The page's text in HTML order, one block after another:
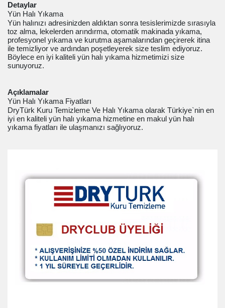
Detaylar
Yün Halı Yıkama
Yün halınızı adresinizden aldıktan sonra tesislerimizde sırasıyla
toz alma, lekelerden arındırma, otomatik makinada yıkama,
profesyonel yıkama ve kurutma aşamalarından geçirerek itina
ile temizliyor ve ardından poşetleyerek size teslim ediyoruz.
Böylece en iyi kaliteli yün halı yıkama hizmetimizi size
sunuyoruz.
Açıklamalar
Yün Halı Yıkama Fiyatları
DryTürk Kuru Temizleme Ve Halı Yıkama olarak Türkiye`nin en
iyi en kaliteli yün halı yıkama hizmetine en makul yün halı
yıkama fiyatları ile ulaşmanızı sağlıyoruz.